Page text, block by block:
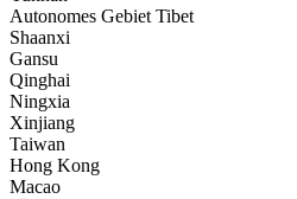
Autonomes Gebiet Tibet
Shaanxi
Gansu
Qinghai
Ningxia
Xinjiang
Taiwan
Hong Kong
Macao